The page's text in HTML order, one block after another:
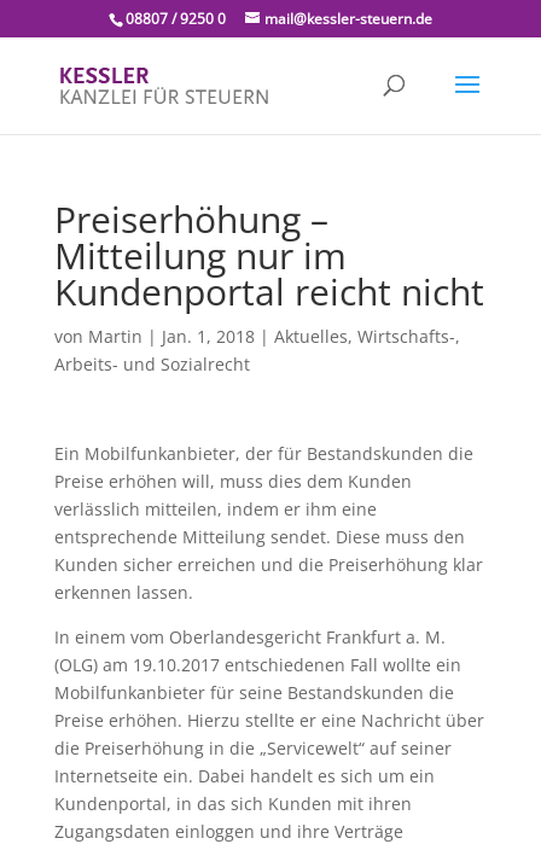
08807 / 9250 0 mail@kessler-steuern.de
Preiserhöhung –
Mitteilung nur im
Kundenportal reicht nicht
von Martin | Jan. 1, 2018| Aktuelles, Wirtschafts-,
Arbeits- und Sozialrecht
Ein Mobilfunkanbieter, der für Bestandskunden die
Preise erhöhen will, muss dies dem Kunden
verlässlich mitteilen, indem er ihm eine
entsprechende Mitteilung sendet. Diese muss den
Kunden sicher erreichen und die Preiserhöhung klar
erkennen lassen.
In einem vom Oberlandesgericht Frankfurt a. M.
(OLG) am 19.10.2017 entschiedenen Fall wollte ein
Mobilfunkanbieter für seine Bestandskunden die
Preise erhöhen. Hierzu stellte er eine Nachricht über
die Preiserhöhung in die „Servicewelt“ auf seiner
Internetseite ein. Dabei handelt es sich um ein
Kundenportal, in das sich Kunden mit ihren
Zugangsdaten einloggen und ihre Verträge